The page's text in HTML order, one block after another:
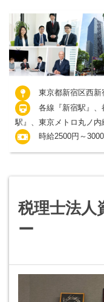
東京都新宿区西
各線『新宿駅』、
駅』、東京メトロ丸ノ内
時給2500円～
税理士法人
ー